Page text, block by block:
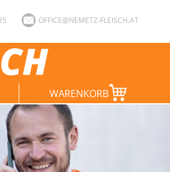
OFFICE@NEMETZ-FLEISCH.AT
WARENKORB